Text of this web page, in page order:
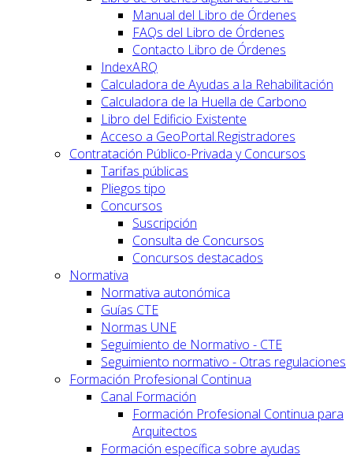
Manual del Libro de Órdenes
FAQs del Libro de Órdenes
Contacto Libro de Órdenes
IndexARQ
Calculadora de Ayudas a la Rehabilitación
Calculadora de la Huella de Carbono
Libro del Edificio Existente
Acceso a GeoPortal.Registradores
Contratación Público-Privada y Concursos
Tarifas públicas
Pliegos tipo
Concursos
Suscripción
Consulta de Concursos
Concursos destacados
Normativa
Normativa autonómica
Guías CTE
Normas UNE
Seguimiento de Normativo - CTE
Seguimiento normativo - Otras regulaciones
Formación Profesional Continua
Canal Formación
Formación Profesional Continua para
Arquitectos
Formación específica sobre ayudas